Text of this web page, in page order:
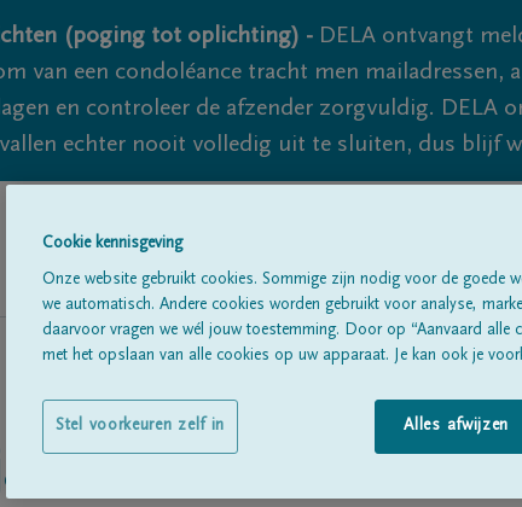
(poging tot oplichting) - DELA ontvangt
van een condoléance tracht men mailadressen,
en controleer de afzender zorgvuldig. DELA
echter nooit volledig uit te sluiten, dus blijf
Cookie kennisgeving
Onze website gebruikt cookies. Sommige zijn nodig voor de goede
we automatisch. Andere cookies worden gebruikt voor analyse,
daarvoor vragen we wél jouw toestemming. Door op “Aanvaard alle
met het opslaan van alle cookies op uw apparaat. Je kan ook je
Alles afwijzen
Stel voorkeuren zelf in